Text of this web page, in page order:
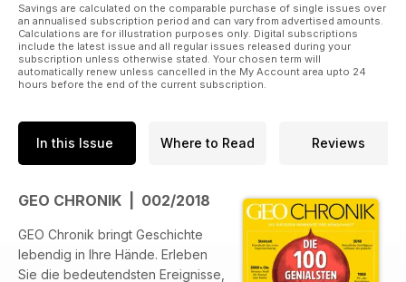
Savings are calculated on the comparable purchase of single issues over
an annualised subscription period and can vary from advertised amounts.
Calculations are for illustration purposes only. Digital subscriptions
include the latest issue and all regular issues released during your
subscription unless otherwise stated. Your chosen term will
automatically renew unless cancelled in the My Account area upto 24
hours before the end of the current subscription.
In this Issue Where to Read Reviews
GEO CHRONIK | 002/2018
GEO Chronik bringt Geschichte
lebendig in Ihre Hände. Erleben
Sie die bedeutendsten Ereignisse,